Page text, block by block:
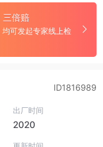
三倍赔
可发起专家线上检
ID1816989
出厂时间
2020